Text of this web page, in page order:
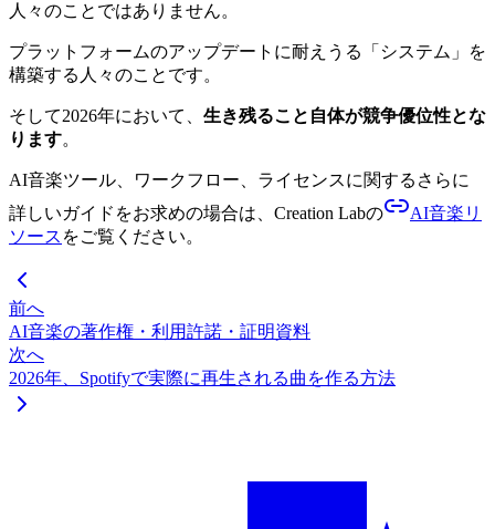
人々のことではありません。
プラットフォームのアップデートに耐えうる「システム」を
構築する人々のことです。
そして2026年において、 生き残ること自体が競争優位性とな
ります。
AI音楽ツール、ワークフロー、ライセンスに関するさらに
詳しいガイドをお求めの場合は、Creation Labの
AI音楽リ
ソース をご覧ください。
前へ
AI音楽の著作権・利用許諾・証明資料
次へ
2026年、Spotifyで実際に再生される曲を作る方法